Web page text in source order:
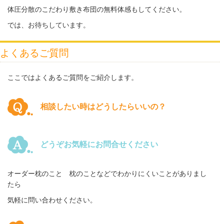
体圧分散のこだわり敷き布団の無料体感もしてください。
では、お待ちしています。
よくあるご質問
ここではよくあるご質問をご紹介します。
相談したい時はどうしたらいいの？
どうぞお気軽にお問合せください
オーダー枕のこと 枕のことなどでわかりにくいことがありまし
たら
気軽に問い合わせください。